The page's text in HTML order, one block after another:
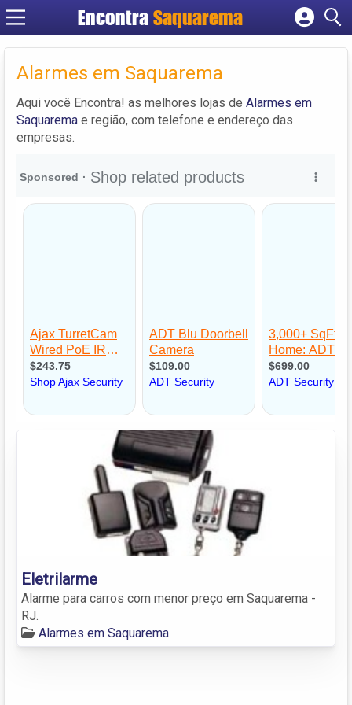
Encontra Saquarema
Cadastrar empresa
Criar conta
Alarmes em Saquarema
Aqui você Encontra! as melhores lojas de Alarmes em
Saquarema e região, com telefone e endereço das
empresas.
Eletrilarme
Alarme para carros com menor preço em Saquarema -
RJ.
Alarmes em Saquarema